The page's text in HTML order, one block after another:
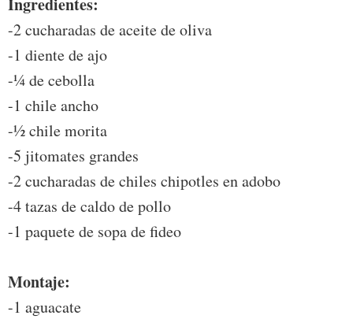
-2 cucharadas de aceite de oliva
-1 diente de ajo
-¼ de cebolla
-1 chile ancho
-½ chile morita
-5 jitomates grandes
-2 cucharadas de chiles chipotles en adobo
-4 tazas de caldo de pollo
-1 paquete de sopa de fideo
Montaje:
-1 aguacate